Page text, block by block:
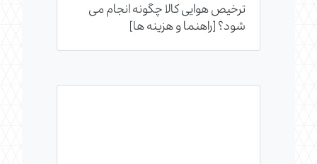
ترخیص هوایی کالا چگونه انجام می
شود؟ [راهنما و هزینه ها]